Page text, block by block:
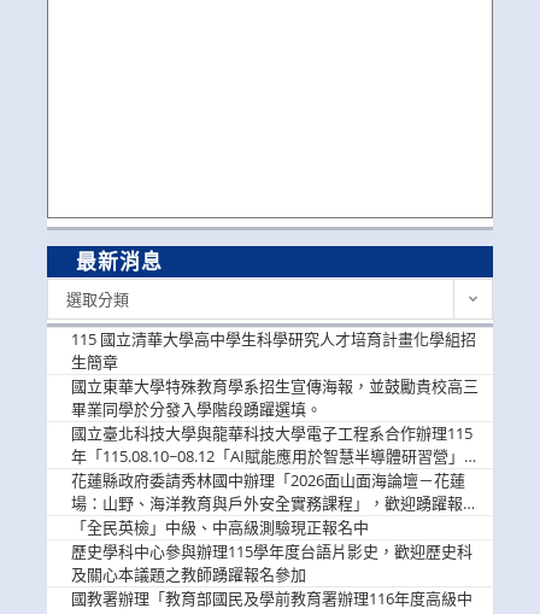
最新消息
選取分類
115 國立清華大學高中學生科學研究人才培育計畫化學組招
生簡章
國立東華大學特殊教育學系招生宣傳海報，並鼓勵貴校高三
畢業同學於分發入學階段踴躍選填。
國立臺北科技大學與龍華科技大學電子工程系合作辦理115
年「115.08.10~08.12「AI賦能應用於智慧半導體研習營」，
歡迎學生踴躍報名參加
花蓮縣政府委請秀林國中辦理「2026面山面海論壇－花蓮
場：山野、海洋教育與戶外安全實務課程」，歡迎踴躍報名
參加
「全民英檢」中級、中高級測驗現正報名中
歷史學科中心參與辦理115學年度台語片影史，歡迎歷史科
及關心本議題之教師踴躍報名參加
國教署辦理「教育部國民及學前教育署辦理116年度高級中